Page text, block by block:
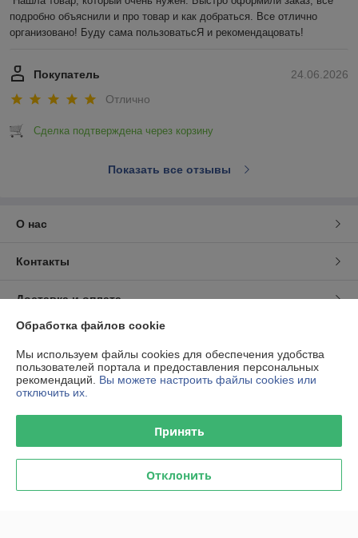
подробно объяснили и про товар и как добраться. Все отлично
организовано! Буду сама пользоватьсЯ и рекомендацовать!
24.06.2026
Покупатель
Отлично
Сделка подтверждена через корзину
Показать все отзывы
О нас
Контакты
Доставка и оплата
Полная версия сайта
Сайт создан на платформе Deal.by
Обработка файлов cookie
Мы используем файлы cookies для обеспечения удобства
пользователей портала и предоставления персональных
рекомендаций. Вы можете настроить файлы cookies или
отключить их.
Принять
Отклонить